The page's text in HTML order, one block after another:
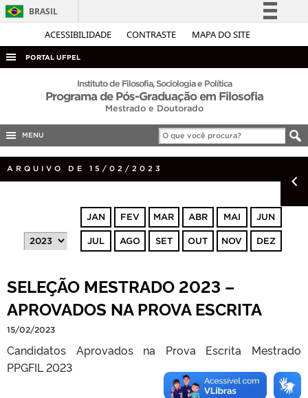
ACESSIBILIDADE CONTRASTE MAPA DO SITE
BRASIL
Simplifique!
Acesso à informação
Canais
PORTAL UFPEL
ACESSO À INFORMAÇÃO
AUDITORIA
PORTARIAS
Instituto de Filosofia, Sociologia e Política
Programa de Pós-Graduação em Filosofia
Mestrado e Doutorado
MENU
ARQUIVO DE 15/02/2023
JAN FEV MAR ABR MAI JUN
JUL AGO SET OUT NOV DEZ
SELEÇÃO MESTRADO 2023 –
APROVADOS NA PROVA ESCRITA
15/02/2023
Candidatos Aprovados na Prova Escrita Mestrado
PPGFIL 2023